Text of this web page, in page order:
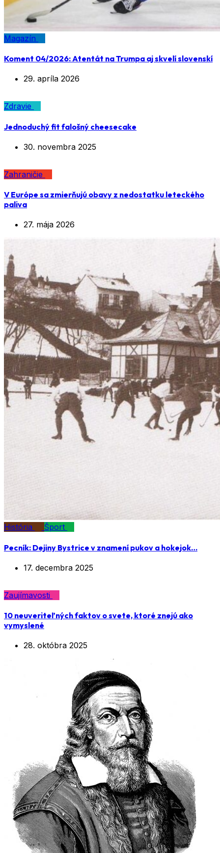
Magazín
Koment 04/2026: Atentát na Trumpa aj skvelí slovenskí
29. apríla 2026
Zdravie
Jednoduchý fit falošný cheesecake
30. novembra 2025
Zahraničie
V Európe sa zmierňujú obavy z nedostatku leteckého
paliva
27. mája 2026
História Šport
Pecník: Dejiny Bystrice v znamení pukov a hokejok…
17. decembra 2025
Zaujímavosti
10 neuveriteľných faktov o svete, ktoré znejú ako
vymyslené
28. októbra 2025